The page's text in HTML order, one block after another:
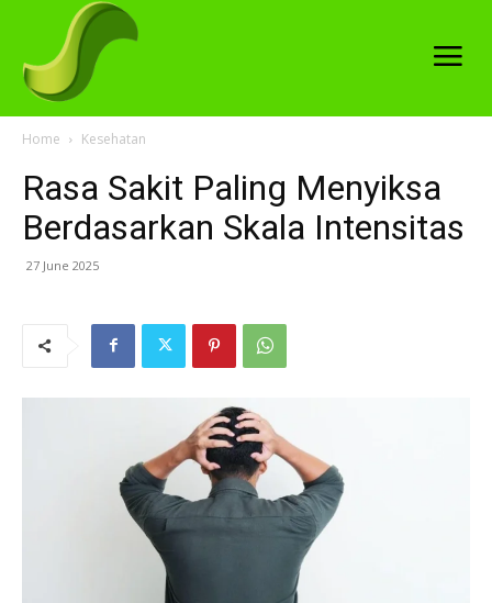
Home Kesehatan
Rasa Sakit Paling Menyiksa
Berdasarkan Skala Intensitas
27 June 2025